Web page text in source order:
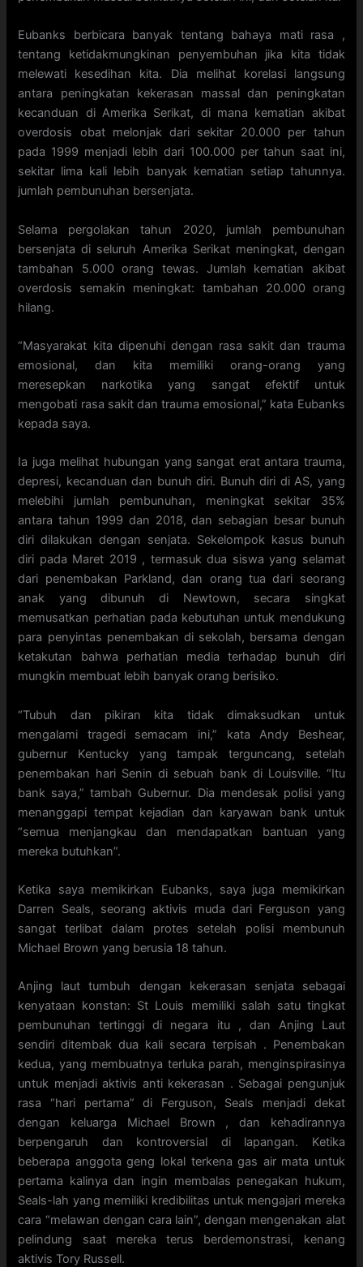
Eubanks berbicara banyak tentang bahaya mati rasa ,
tentang ketidakmungkinan penyembuhan jika kita tidak
melewati kesedihan kita. Dia melihat korelasi langsung
antara peningkatan kekerasan massal dan peningkatan
kecanduan di Amerika Serikat, di mana kematian akibat
overdosis obat melonjak dari sekitar 20.000 per tahun
pada 1999 menjadi lebih dari 100.000 per tahun saat ini,
sekitar lima kali lebih banyak kematian setiap tahunnya.
jumlah pembunuhan bersenjata.
Selama pergolakan tahun 2020, jumlah pembunuhan
bersenjata di seluruh Amerika Serikat meningkat, dengan
tambahan 5.000 orang tewas. Jumlah kematian akibat
overdosis semakin meningkat: tambahan 20.000 orang
hilang.
“Masyarakat kita dipenuhi dengan rasa sakit dan trauma
emosional, dan kita memiliki orang-orang yang
meresepkan narkotika yang sangat efektif untuk
mengobati rasa sakit dan trauma emosional,” kata Eubanks
kepada saya.
Ia juga melihat hubungan yang sangat erat antara trauma,
depresi, kecanduan dan bunuh diri. Bunuh diri di AS, yang
melebihi jumlah pembunuhan, meningkat sekitar 35%
antara tahun 1999 dan 2018, dan sebagian besar bunuh
diri dilakukan dengan senjata. Sekelompok kasus bunuh
diri pada Maret 2019 , termasuk dua siswa yang selamat
dari penembakan Parkland, dan orang tua dari seorang
anak yang dibunuh di Newtown, secara singkat
memusatkan perhatian pada kebutuhan untuk mendukung
para penyintas penembakan di sekolah, bersama dengan
ketakutan bahwa perhatian media terhadap bunuh diri
mungkin membuat lebih banyak orang berisiko.
“Tubuh dan pikiran kita tidak dimaksudkan untuk
mengalami tragedi semacam ini,” kata Andy Beshear,
gubernur Kentucky yang tampak terguncang, setelah
penembakan hari Senin di sebuah bank di Louisville. “Itu
bank saya,” tambah Gubernur. Dia mendesak polisi yang
menanggapi tempat kejadian dan karyawan bank untuk
“semua menjangkau dan mendapatkan bantuan yang
mereka butuhkan”.
Ketika saya memikirkan Eubanks, saya juga memikirkan
Darren Seals, seorang aktivis muda dari Ferguson yang
sangat terlibat dalam protes setelah polisi membunuh
Michael Brown yang berusia 18 tahun.
Anjing laut tumbuh dengan kekerasan senjata sebagai
kenyataan konstan: St Louis memiliki salah satu tingkat
pembunuhan tertinggi di negara itu , dan Anjing Laut
sendiri ditembak dua kali secara terpisah . Penembakan
kedua, yang membuatnya terluka parah, menginspirasinya
untuk menjadi aktivis anti kekerasan . Sebagai pengunjuk
rasa “hari pertama” di Ferguson, Seals menjadi dekat
dengan keluarga Michael Brown , dan kehadirannya
berpengaruh dan kontroversial di lapangan. Ketika
beberapa anggota geng lokal terkena gas air mata untuk
pertama kalinya dan ingin membalas penegakan hukum,
Seals-lah yang memiliki kredibilitas untuk mengajari mereka
cara “melawan dengan cara lain”, dengan mengenakan alat
pelindung saat mereka terus berdemonstrasi, kenang
aktivis Tory Russell.